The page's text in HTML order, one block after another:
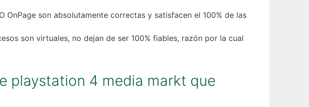
son absolutamente correctas y satisfacen el 100% de las
son virtuales, no dejan de ser 100% fiables, razón por la cual
playstation 4 media markt que